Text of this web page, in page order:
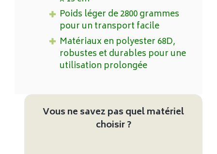
Poids léger de 2800 grammes
pour un transport facile
Matériaux en polyester 68D,
robustes et durables pour une
utilisation prolongée
Vous ne savez pas quel matériel
choisir ?